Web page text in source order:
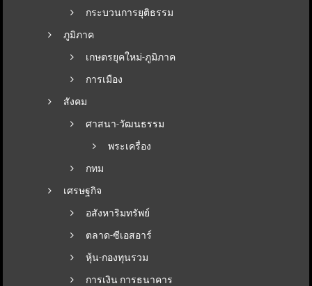
กระบวนการยุติธรรม
ภูมิภาค
เกษตรยุคใหม่-ภูมิภาค
การเมือง
สังคม
ศาสนา-วัฒนธรรม
พระเครื่อง
กทม
เศรษฐกิจ
อสังหาริมทรัพย์
ตลาด-ซีเอสอาร์
หุ้น-กองทุนรวม
การเงิน การธนาคาร